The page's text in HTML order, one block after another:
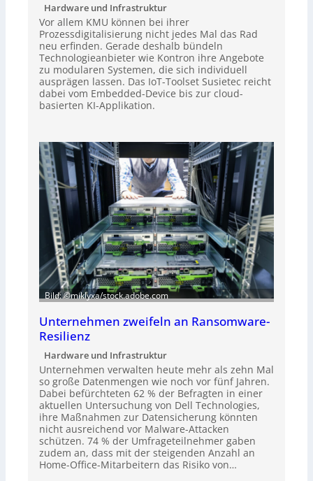
Hardware und Infrastruktur
Vor allem KMU können bei ihrer
Prozessdigitalisierung nicht jedes Mal das Rad
neu erfinden. Gerade deshalb bündeln
Technologieanbieter wie Kontron ihre Angebote
zu modularen Systemen, die sich individuell
ausprägen lassen. Das IoT-Toolset Susietec reicht
dabei vom Embedded-Device bis zur cloud-
basierten KI-Applikation.
Bild: ©miklyxa/stock.adobe.com
Unternehmen zweifeln an Ransomware-
Resilienz
Hardware und Infrastruktur
Unternehmen verwalten heute mehr als zehn Mal
so große Datenmengen wie noch vor fünf Jahren.
Dabei befürchteten 62 % der Befragten in einer
aktuellen Untersuchung von Dell Technologies,
ihre Maßnahmen zur Datensicherung könnten
nicht ausreichend vor Malware-Attacken
schützen. 74 % der Umfrageteilnehmer gaben
zudem an, dass mit der steigenden Anzahl an
Home-Office-Mitarbeitern das Risiko von…